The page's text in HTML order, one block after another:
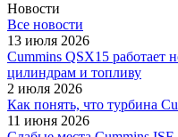
Новости
Все новости
13 июля 2026
Cummins QSX15 работает
цилиндрам и топливу
2 июля 2026
Как понять, что турбина
11 июня 2026